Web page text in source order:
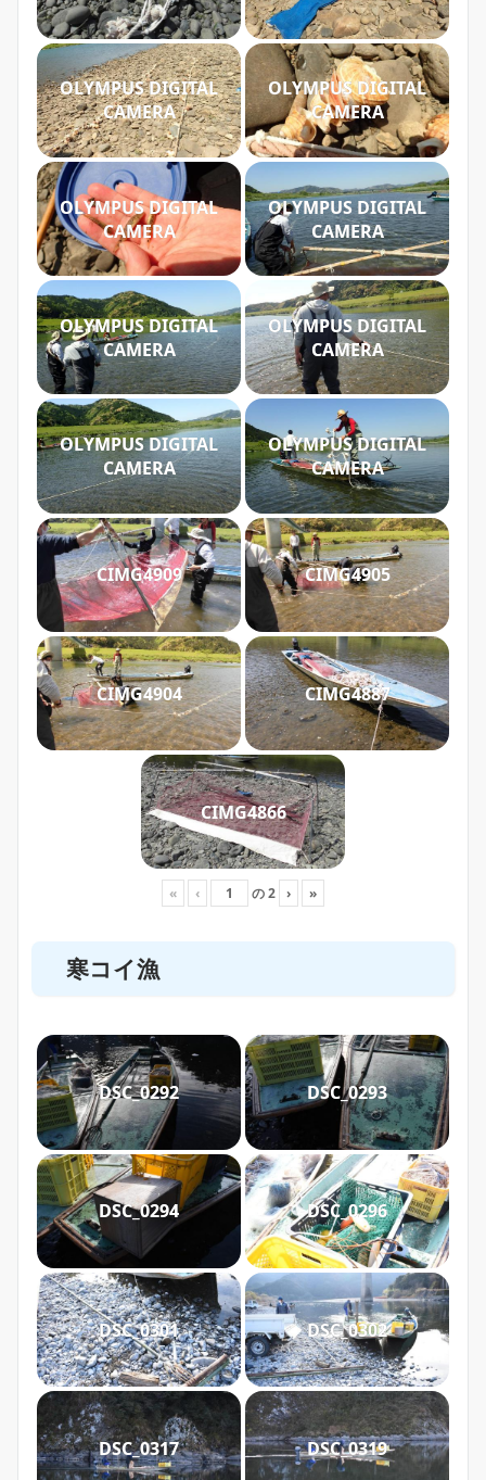
OLYMPUS DIGITAL
CAMERA
OLYMPUS DIGITAL
CAMERA
OLYMPUS DIGITAL
CAMERA
OLYMPUS DIGITAL
CAMERA
OLYMPUS DIGITAL
CAMERA
OLYMPUS DIGITAL
CAMERA
OLYMPUS DIGITAL
CAMERA
OLYMPUS DIGITAL
CAMERA
CIMG4909 CIMG4905
CIMG4904 CIMG4887
CIMG4866
« ‹ の2 › »
寒コイ漁
DSC_0292 DSC_0293
DSC_0294 DSC_0296
DSC_0301 DSC_0302
DSC_0317 DSC_0319